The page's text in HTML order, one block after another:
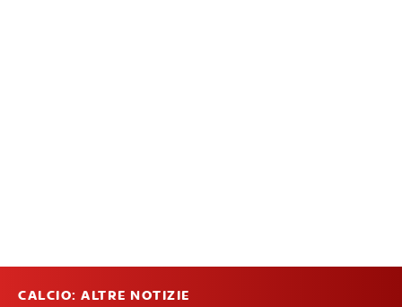
CALCIO: ALTRE NOTIZIE